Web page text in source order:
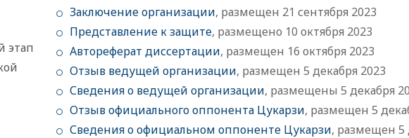
Заключение организации, размещен 21 сентября 2023
Представление к защите, размещено 10 октября 2023
Автореферат диссертации, размещен 16 октября 2023
Отзыв ведущей организации, размещен 5 декабря 2023
Сведения о ведущей организации, размещены 5 декабря
Отзыв официального оппонента Цукарзи, размещен 5
Сведения о официальном оппоненте Цукарзи, размещен 5
этап